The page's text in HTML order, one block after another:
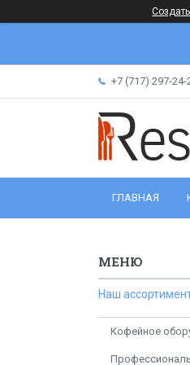
+7 (717) 297-24-
ГЛАВНАЯ
Наш
Кофейное